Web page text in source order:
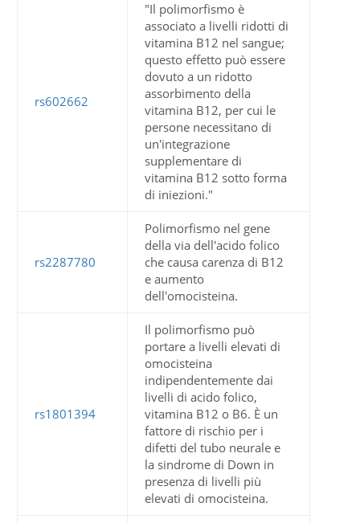
rs602662
"Il polimorfismo è
associato a livelli ridotti di
vitamina B12 nel sangue;
questo effetto può essere
dovuto a un ridotto
assorbimento della
vitamina B12, per cui le
persone necessitano di
un'integrazione
supplementare di
vitamina B12 sotto forma
di iniezioni."
rs2287780
Polimorfismo nel gene
della via dell'acido folico
che causa carenza di B12
e aumento
dell'omocisteina.
rs1801394
Il polimorfismo può
portare a livelli elevati di
omocisteina
indipendentemente dai
livelli di acido folico,
vitamina B12 o B6. È un
fattore di rischio per i
difetti del tubo neurale e
la sindrome di Down in
presenza di livelli più
elevati di omocisteina.